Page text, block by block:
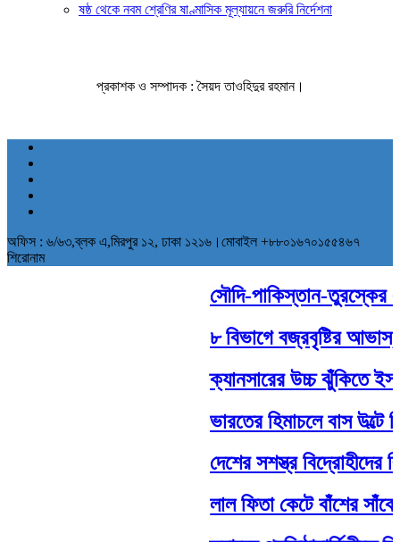
ষষ্ঠ থেকে নবম শ্রেণির ষাণ্মাসিক মূল্যায়নে জরুরি নির্দেশনা
প্রকাশক ও সম্পাদক : সৈয়দ তাওহিদুর রহমান।
অফিস : ৬/৬৩,ব্লক এ,মিরপুর ১২, ঢাকা ১২১৬।মোবাইল +৮৮০১৬৭০১৫৫৪৬৭
শিরোনাম
সৌদি-পাকিস্তান-তুরস্কের
৮ বিভাগে বজ্রবৃষ্টির আভাস,
ক্যানসারের উচ্চ ঝুঁকিতে
ভারতের হিমাচলে বাস
দেশের সশস্ত্র বিদ্রোহীদের
লাল ফিতা কেটে বাঁশের